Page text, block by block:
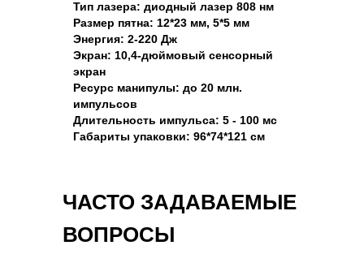
Тип лазера: диодный лазер 808 нм
Размер пятна: 12*23 мм, 5*5 мм
Энергия: 2-220 Дж
Экран: 10,4-дюймовый сенсорный
экран
Ресурс манипулы: до 20 млн.
импульсов
Длительность импульса: 5 - 100 мс
Габариты упаковки: 96*74*121 см
ЧАСТО ЗАДАВАЕМЫЕ
ВОПРОСЫ